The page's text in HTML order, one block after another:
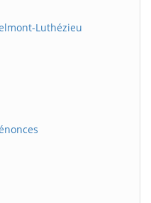
Luthézieu